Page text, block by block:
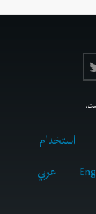
استخدام
عربي